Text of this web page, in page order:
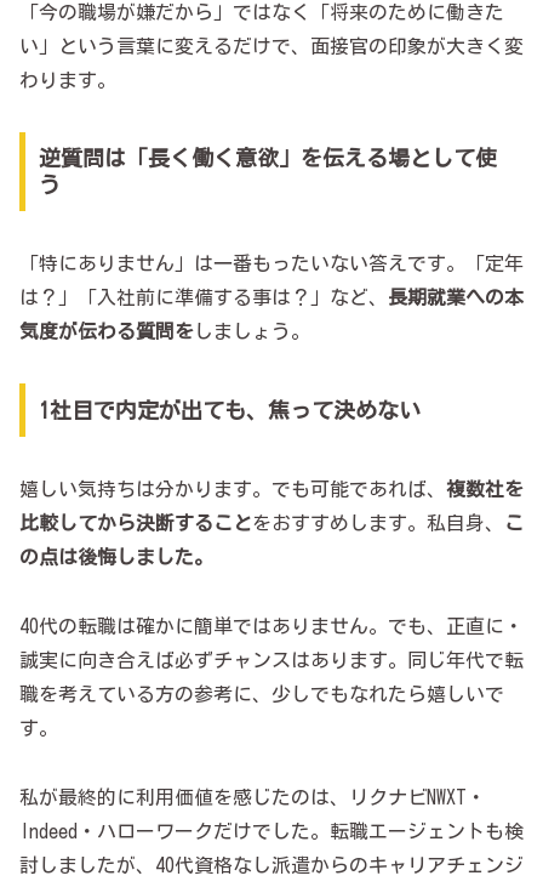
「今の職場が嫌だから」ではなく「将来のために働きた
い」という言葉に変えるだけで、面接官の印象が大きく変
わります。
逆質問は「長く働く意欲」を伝える場として使
う
「特にありません」は一番もったいない答えです。「定年
は？」「入社前に準備する事は？」など、 長期就業への本
気度が伝わる質問をしましょう。
1社目で内定が出ても、焦って決めない
嬉しい気持ちは分かります。でも可能であれば、 複数社を
比較してから決断することをおすすめします。私自身、
こ
の点は後悔しました。
40代の転職は確かに簡単ではありません。でも、正直に・
誠実に向き合えば必ずチャンスはあります。同じ年代で転
職を考えている方の参考に、少しでもなれたら嬉しいで
す。
私が最終的に利用価値を感じたのは、リクナビNWXT・
Indeed・ハローワークだけでした。転職エージェントも検
討しましたが、40代資格なし派遣からのキャリアチェンジ